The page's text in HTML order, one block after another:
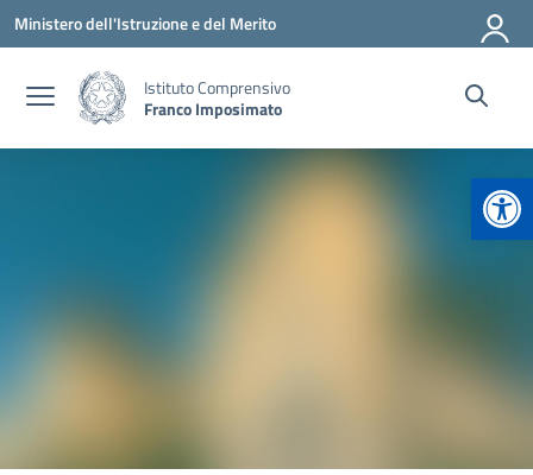
Vai ai contenuti
Vai al menu di navigazione
Vai al footer
Ministero dell'Istruzione e del Merito
Istituto Comprensivo
Franco Imposimato